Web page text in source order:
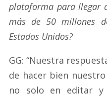
plataforma para llegar
más de 50 millones
Estados Unidos?
GG: “Nuestra
de hacer bien
no solo en editar